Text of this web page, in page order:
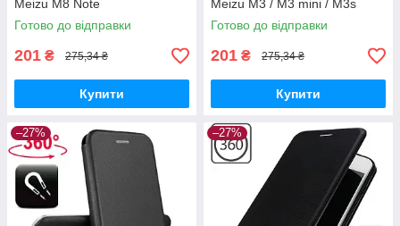
Meizu M8 Note
Готово до відправки
201 ₴ 275,34 ₴
Купити
Meizu M3 / M3 mini / M3s
Готово до відправки
201 ₴ 275,34 ₴
Купити
–27% –27%